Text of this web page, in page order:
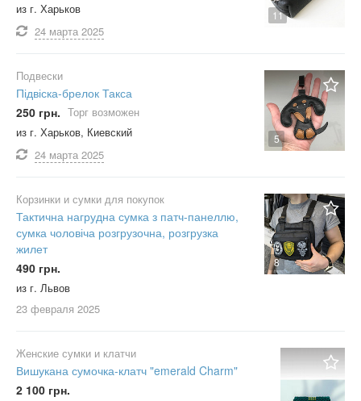
11
из г. Харьков
24 марта 2025
5
Подвески
Підвіска-брелок Такса
250 грн. Торг возможен
из г. Харьков, Киевский
24 марта 2025
8
Корзинки и сумки для покупок
Тактична нагрудна сумка з патч-панеллю,
сумка чоловіча розгрузочна, розгрузка
жилет
490 грн.
из г. Львов
23 февраля 2025
Женские сумки и клатчи
Вишукана сумочка-клатч "emerald Charm"
2 100 грн.